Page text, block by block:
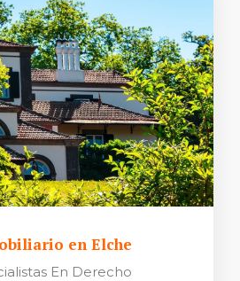
en Elche
En Derecho